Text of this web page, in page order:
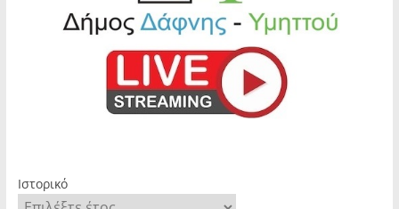
Ιστορικό